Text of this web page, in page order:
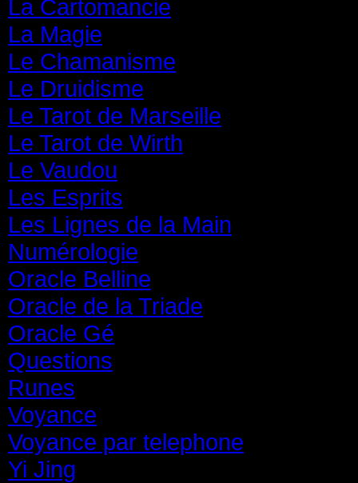
La Cartomancie
La Magie
Le Chamanisme
Le Druidisme
Le Tarot de Marseille
Le Tarot de Wirth
Le Vaudou
Les Esprits
Les Lignes de la Main
Numérologie
Oracle Belline
Oracle de la Triade
Oracle Gé
Questions
Runes
Voyance
Voyance par telephone
Yi Jing